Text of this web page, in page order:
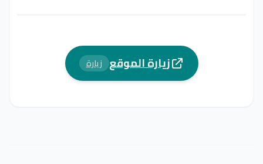
زيارة الموقع زيارة